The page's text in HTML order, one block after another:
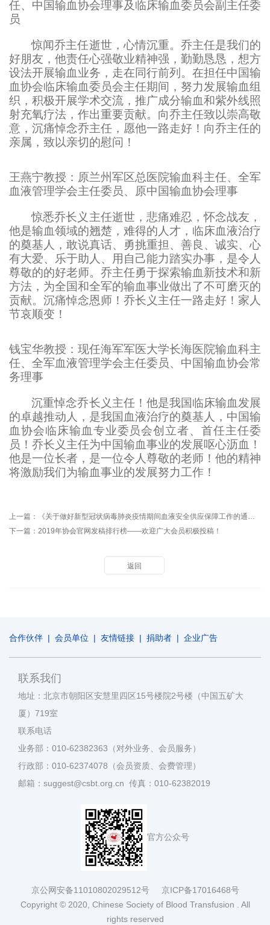
任、中国输血协会理事及临床输血委员会副主任委
员
惊闻乔主任逝世，心情沉重。乔主任是我们的
好朋友，他责任心强敬业精神强，勤勤恳恳，想方
设法开展输血业务，走在同行前列。在担任中国输
血协会临床输血委员会主任期间，努力发展输血组
织，积极开展学术交流，推广成分输血和紫外线照
射充氧疗法，作出重要贡献。向乔主任致以崇高敬
意，沉痛悼念乔主任，愿他一路走好！向乔主任的
亲属，致以亲切的慰问！
王燕宁教授：原兰州军区总医院输血科主任、全军
血液管理学会主任委员、原中国输血协会理事
惊悉乔长义主任逝世，悲痛难忍，怀念战友，
他是输血领域的翘楚，难得的人才，临床血液治疗
的奠基人，敢说真话、勇挑重担、善良、诚实、心
有大爱、乐于助人、用自己能力踏实办事，是令人
尊敬的的好老师。乔主任勇于探索输血新技术和新
方法，为全国和全军的输血事业做出了不可磨灭的
贡献。沉痛悼念恩师！乔长义主任一路走好！家人
节哀顺变！
钱宝华教授：现任海军军医大学长海医院输血科主
任、全军血液管理学会主任委员、中国输血协会常
务理事
沉重悼念乔长义主任！他是我国临床输血发展
的卓越推动人，是我国血液治疗的奠基人，中国输
血协会临床输血专业委员会创立者、首任主任委
员！乔长义主任为中国输血事业的发展呕心沥血！
他是一位长者，是一位令人尊敬的老师！他的精神
将激励我们为输血事业的发展努力工作！
上一篇：
《关于做好新型冠状病毒肺炎疫情期间血液安全供应保障工作的通知》解读
下一篇： 2019年协会官网发稿排行榜——欢迎广大会员积极投稿！
返回
合作伙伴 | 会员单位 | 友情链接 | 捐助者 | 企业广告
联系我们
地址：北京市朝阳区安慧里四区15号楼院2号楼（中国五矿大
厦）719室
联系电话
业务部：010-62382363（对外业务、会员服务）
行政部：010-62374078（会员资质、会费管理）
邮箱：suggest@csbt.org.cn 传真：010-62382019
官方公众号
京公网安备11010802029512号 京ICP备17016468号
Copyright © 2020, Chinese Society of Blood Transfusion . All
rights reserved